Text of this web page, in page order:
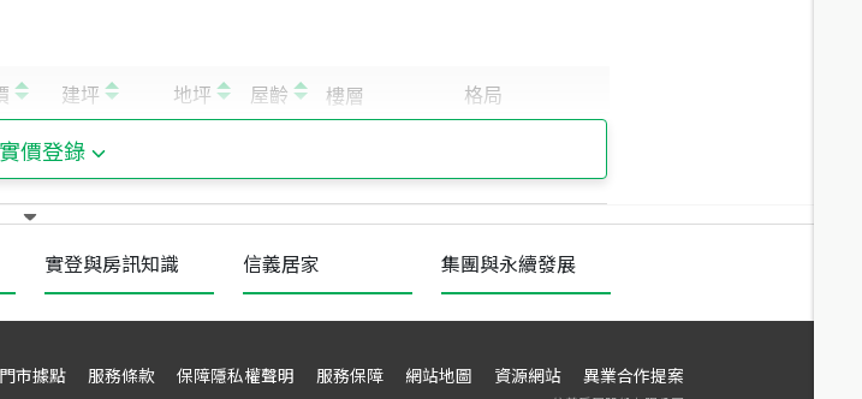
價登錄
實登與房訊知識 信義居家 集團與永續發展
門市據點 服務條款 保障隱私權聲明 服務保障 網站地圖 資源網站 異業合作提案